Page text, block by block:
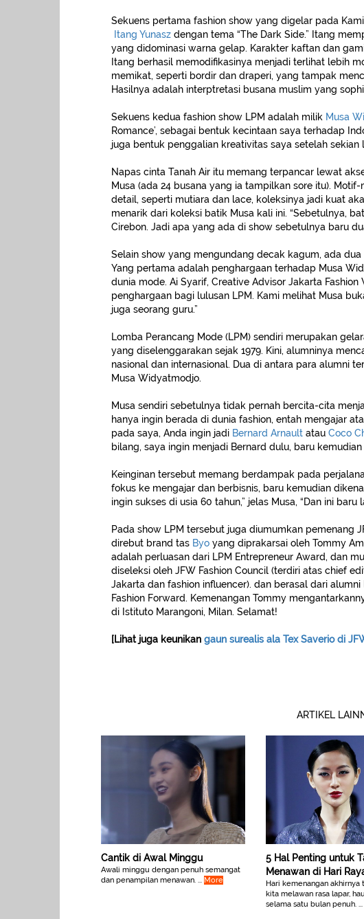
Sekuens pertama fashion show yang digelar pada
Itang Yunasz dengan tema “The Dark Side.” Itang
yang didominasi warna gelap. Karakter kaftan dan
Itang berhasil memodifikasinya menjadi terlihat lebih
memikat, seperti bordir dan draperi, yang tampak
Hasilnya adalah interptretasi busana muslim yang
Sekuens kedua fashion show LPM adalah milik Musa
Romance’, sebagai bentuk kecintaan saya terhadap
juga bentuk penggalian kreativitas saya setelah sekian
Napas cinta Tanah Air itu memang terpancar lewat
Musa (ada 24 busana yang ia tampilkan sore itu).
detail, seperti mutiara dan lace, koleksinya jadi kuat
menarik dari koleksi batik Musa kali ini. “Sebetulnya,
Cirebon. Jadi apa yang ada di show sebetulnya baru
Selain show yang mengundang decak kagum, ada
Yang pertama adalah penghargaan terhadap Musa
dunia mode. Ai Syarif, Creative Advisor Jakarta
penghargaan bagi lulusan LPM. Kami melihat Musa
juga seorang guru.”
Lomba Perancang Mode (LPM) sendiri merupakan
yang diselenggarakan sejak 1979. Kini, alumninya
nasional dan internasional. Dua di antara para alumni
Musa Widyatmodjo.
Musa sendiri sebetulnya tidak pernah bercita-cita
hanya ingin berada di dunia fashion, entah mengajar
pada saya, Anda ingin jadi Bernard Arnault atau Coco
bilang, saya ingin menjadi Bernard dulu, baru kemudian
Keinginan tersebut memang berdampak pada
fokus ke mengajar dan berbisnis, baru kemudian
ingin sukses di usia 60 tahun,” jelas Musa, “Dan ini baru
Pada show LPM tersebut juga diumumkan pemenang
direbut brand tas Byo yang diprakarsai oleh Tommy
adalah perluasan dari LPM Entrepreneur Award, dan
diseleksi oleh JFW Fashion Council (terdiri atas chief
Jakarta dan fashion influencer). dan berasal dari alumni
Fashion Forward. Kemenangan Tommy
di Istituto Marangoni, Milan. Selamat!
[Lihat juga keunikan gaun surealis ala Tex Saverio di
ARTIKEL
Cantik di Awal Minggu
Awali minggu dengan penuh semangat
dan penampilan menawan. ... More
5 Hal Penting untuk
Menawan di Hari
Hari kemenangan akhirnya
kita melawan rasa lapar,
selama satu bulan penuh. ...